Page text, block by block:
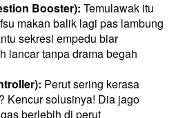
Booster): Temulawak itu
makan balik lagi pas lambung
sekresi empedu biar
lancar tanpa drama begah
Perut sering kerasa
Kencur solusinya! Dia jago
berlebih di perut